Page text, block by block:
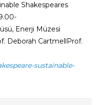
Shakespeares
Enerji Müzesi
Deborah CartmellProf.
sustainable-